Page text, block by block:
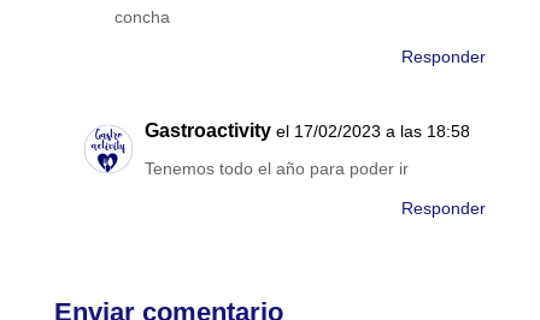
concha
Responder
Gastroactivity el 17/02/2023 a las 18:58
Tenemos todo el año para poder ir
Responder
Enviar comentario